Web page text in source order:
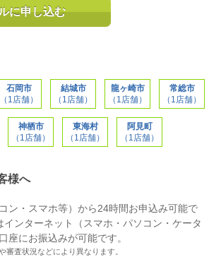
に申し込む
石岡市
（1店舗）
結城市
（1店舗）
龍ヶ崎市
（1店舗）
常総市
（1店舗）
神栖市
（1店舗）
東海村
（1店舗）
阿見町
（1店舗）
様へ
ン・スマホ等）から24時間お申込み可能で
ンターネット（スマホ・パソコン・ケータ
座にお振込みが可能です。
査状況などにより異なります。